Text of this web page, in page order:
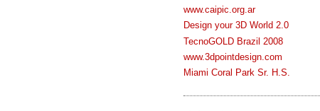
www.caipic.org.ar
Design your 3D World 2.0
TecnoGOLD Brazil 2008
www.3dpointdesign.com
Miami Coral Park Sr. H.S.